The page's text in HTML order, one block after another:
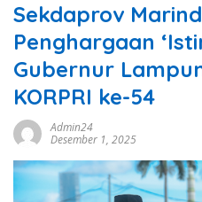
Sekdaprov
Penghargaan
Gubernur
KORPRI ke-54
Admin24
Desember 1, 2025